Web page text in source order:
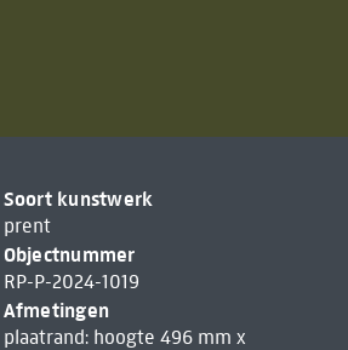
Soort kunstwerk
prent
Objectnummer
RP-P-2024-1019
Afmetingen
plaatrand: hoogte 496 mm x